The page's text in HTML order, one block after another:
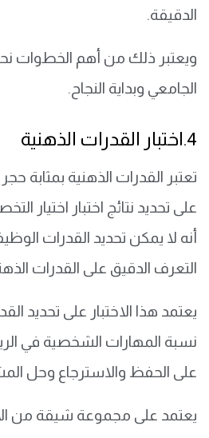
الدقيقة.
ويعتبر ذلك من أهم الخطوات
الجامعي وبداية النجاح.
4. اختبار القدرات الذهنية
تعتبر القدرات الذهنية بمثابة
على تحديد نتائج اختبار اختيار
أنه لا يمكن تحديد القدرات
التعرف الدقيق على القدرات
يعتمد هذا الاختبار على تحديد
نسبة المهارات الشخصية في
على الحفظ والاسترجاع وحل
يعتمد على مجموعة شيقة من